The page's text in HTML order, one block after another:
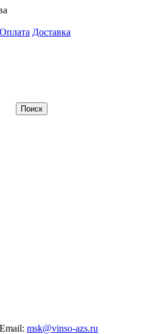
Оплата Доставка
Поиск
Email: msk@vinso-azs.ru